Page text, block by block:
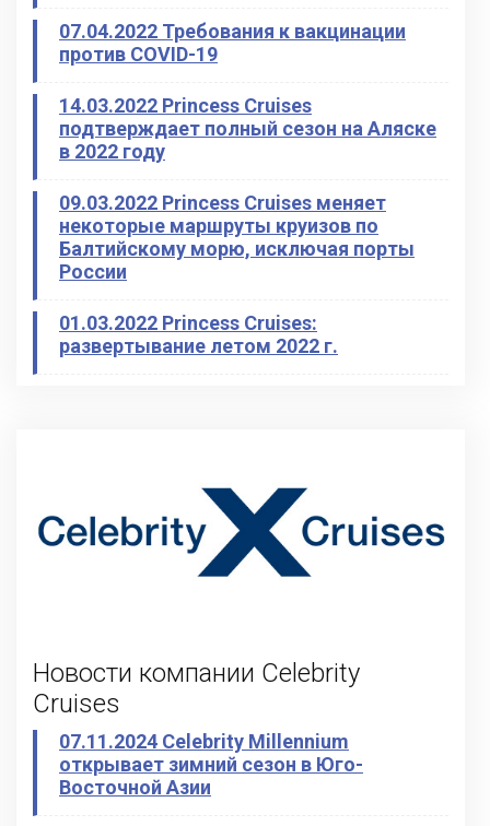
07.04.2022 Требования к вакцинации
против COVID-19
14.03.2022 Princess Cruises
подтверждает полный сезон на Аляске
в 2022 году
09.03.2022 Princess Cruises меняет
некоторые маршруты круизов по
Балтийскому морю, исключая порты
России
01.03.2022 Princess Cruises:
развертывание летом 2022 г.
Новости компании Celebrity
Cruises
07.11.2024 Celebrity Millennium
открывает зимний сезон в Юго-
Восточной Азии